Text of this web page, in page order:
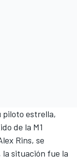
piloto estrella,
de la M1
Rins, se
la situación fue la